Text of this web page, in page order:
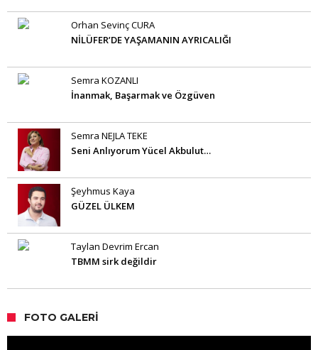
Orhan Sevinç CURA
NİLÜFER’DE YAŞAMANIN AYRICALIĞI
Semra KOZANLI
İnanmak, Başarmak ve Özgüven
Semra NEJLA TEKE
Seni Anlıyorum Yücel Akbulut…
Şeyhmus Kaya
GÜZEL ÜLKEM
Taylan Devrim Ercan
TBMM sirk değildir
FOTO GALERI